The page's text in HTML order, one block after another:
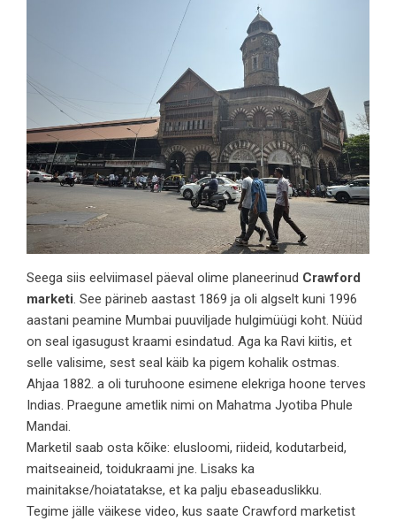
Seega siis eelviimasel päeval olime planeerinud Crawford
marketi. See pärineb aastast 1869 ja oli algselt kuni 1996
aastani peamine Mumbai puuviljade hulgimüügi koht. Nüüd
on seal igasugust kraami esindatud. Aga ka Ravi kiitis, et
selle valisime, sest seal käib ka pigem kohalik ostmas.
Ahjaa 1882. a oli turuhoone esimene elekriga hoone terves
Indias. Praegune ametlik nimi on Mahatma Jyotiba Phule
Mandai.
Marketil saab osta kõike: elusloomi, riideid, kodutarbeid,
maitseaineid, toidukraami jne. Lisaks ka
mainitakse/hoiatatakse, et ka palju ebaseaduslikku.
Tegime jälle väikese video, kus saate Crawford marketist